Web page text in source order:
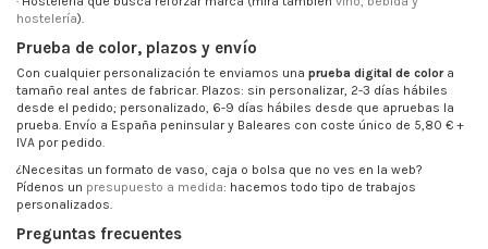
hostelería).
Prueba de color, plazos y envío
Con cualquier personalización te enviamos una prueba digital de colora
tamaño real antes de fabricar. Plazos: sin personalizar, 2-3 días hábiles
desde el pedido; personalizado, 6-9 días hábiles desde que apruebas la
prueba. Envío a España peninsular y Baleares con coste único de 5,80 € +
IVA por pedido.
¿Necesitas un formato de vaso, caja o bolsa que no ves en la web?
Pídenos un presupuesto a medida: hacemos todo tipo de trabajos
personalizados.
Preguntas frecuentes